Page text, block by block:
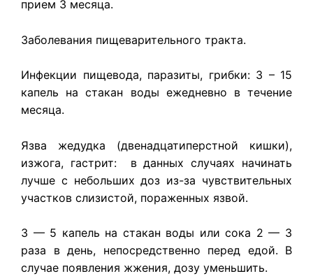
прием 3 месяца.
Заболевания пищеварительного тракта.
Инфекции пищевода, паразиты, грибки: 3 – 15
капель на стакан воды ежедневно в течение
месяца.
Язва жедудка (двенадцатиперстной кишки),
изжога, гастрит: в данных случаях начинать
лучше с небольших доз из-за чувствительных
участков слизистой, пораженных язвой.
3 — 5 капель на стакан воды или сока 2 — 3
раза в день, непосредственно перед едой. В
случае появления жжения, дозу уменьшить.